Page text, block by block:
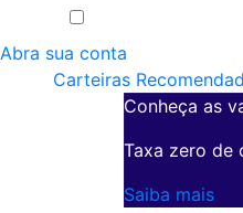
Abra sua conta
Carteiras
Conheça as
Taxa zero de
Saiba mais